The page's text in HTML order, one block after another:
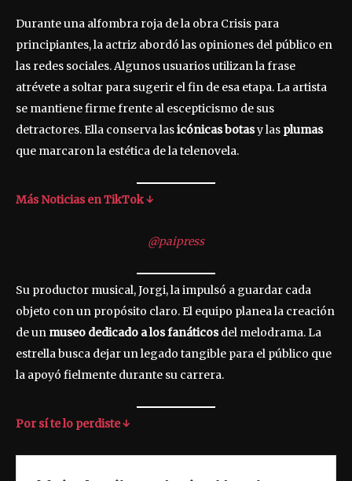
Durante una alfombra roja de la obra Crisis para
principiantes, la actriz abordó las opiniones del público en
las redes sociales. Algunos usuarios utilizan la frase
atrévete a soltar para sugerir el fin de esa etapa. La artista
se mantiene firme frente al escepticismo de sus
detractores. Ella conserva lasicónicas botasy las plumas
que marcaron la estética de la telenovela.
Más Noticias en TikTok ↓
@paipress
Su productor musical, Jorgi, la impulsó a guardar cada
objeto con un propósito claro. El equipo planea la creación
de un museo dedicado a los fanáticosdel melodrama. La
estrella busca dejar un legado tangible para el público que
la apoyó fielmente durante su carrera.
Por sí te lo perdiste ↓